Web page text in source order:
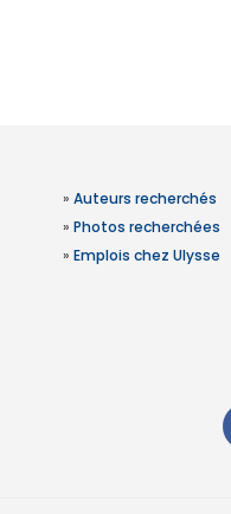
» Auteurs recherchés
» Photos recherchées
» Emplois chez Ulysse